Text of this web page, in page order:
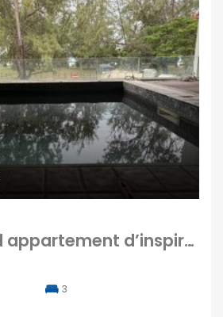
À louer un bel appartement d’inspiration balinaise de 250 m2 situé dans une résidence sécurisée à Bain Boeuf
3